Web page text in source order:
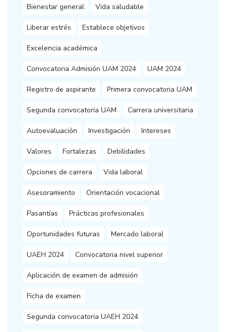
Bienestar general Vida saludable
Liberar estrés Establece objetivos
Excelencia académica
Convocatoria Admisión UAM 2024 UAM 2024
Registro de aspirante Primera convocatoria UAM
Segunda convocatoria UAM Carrera universitaria
Autoevaluación Investigación Intereses
Valores Fortalezas Debilidades
Opciones de carrera Vida laboral
Asesoramiento Orientación vocacional
Pasantías Prácticas profesionales
Oportunidades futuras Mercado laboral
UAEH 2024 Convocatoria nivel superior
Aplicación de examen de admisión
Ficha de examen
Segunda convocatoria UAEH 2024